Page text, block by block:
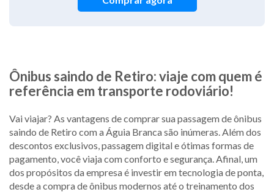
Ônibus saindo de Retiro: viaje com quem é
referência em transporte rodoviário!
Vai viajar? As vantagens de comprar sua passagem de ônibus
saindo de Retiro com a Águia Branca são inúmeras. Além dos
descontos exclusivos, passagem digital e ótimas formas de
pagamento, você viaja com conforto e segurança. Afinal, um
dos propósitos da empresa é investir em tecnologia de ponta,
desde a compra de ônibus modernos até o treinamento dos